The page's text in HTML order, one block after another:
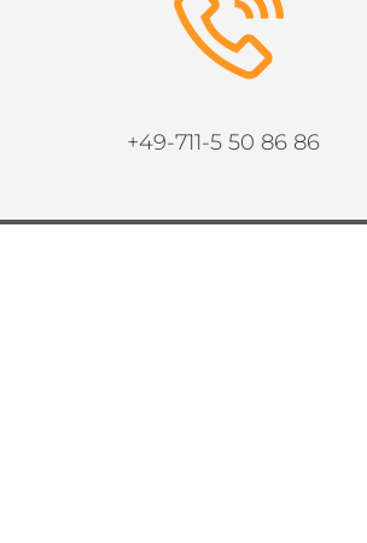
+49-711-5 50 86 86